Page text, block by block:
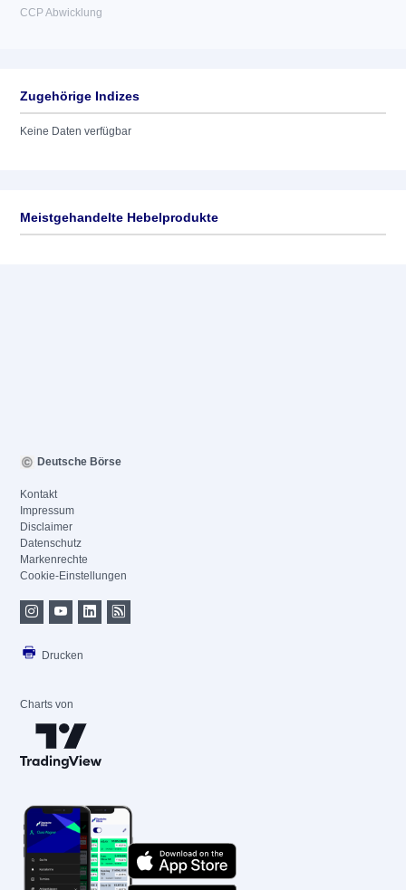
CCP Abwicklung
Zugehörige Indizes
Keine Daten verfügbar
Meistgehandelte Hebelprodukte
Deutsche Börse
Kontakt
Impressum
Disclaimer
Datenschutz
Markenrechte
Cookie-Einstellungen
Drucken
Charts von